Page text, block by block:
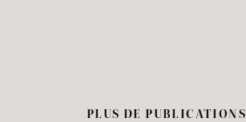
PLUS DE PUBLICATIONS